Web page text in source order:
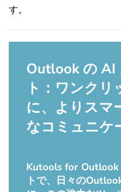
す。
Outlook の AI
ト：ワンクリ
に、よりスマ
なコミュニケ
Kutools for Outlook
トで、日々の